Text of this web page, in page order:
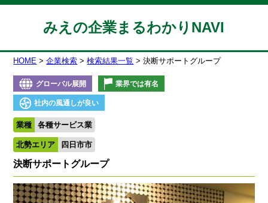
みえの企業まるわかりNAVI
HOME 企業検索 検索結果一覧 決断サポートグループ
グローバル展開 業界では有名
社内の風通しが良い
業種 各種サービス業
北勢エリア 四日市市
決断サポートグループ